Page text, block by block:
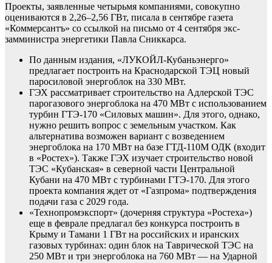
Проекты, заявленные четырьмя компаниями, совокупно
оцениваются в 2,26–2,56 ГВт, писала в сентябре газета
«Коммерсантъ» со ссылкой на письмо от 4 сентября экс-
замминистра энергетики Павла Сниккарса.
По данным издания, «ЛУКОЙЛ-Кубаньэнерго»
предлагает построить на Краснодарской ТЭЦ новый
паросиловой энергоблок на 330 МВт.
ГЭХ рассматривает строительство на Адлерской ТЭС
парогазового энергоблока на 470 МВт с использованием
турбин ГТЭ-170 «Силовых машин». Для этого, однако,
нужно решить вопрос с земельным участком. Как
альтернатива возможен вариант с возведением
энергоблока на 170 МВт на базе ГТД-110М ОДК (входит
в «Ростех»). Также ГЭХ изучает строительство новой
ТЭС «Кубанская» в северной части Центральной
Кубани на 470 МВт с турбинами ГТЭ-170. Для этого
проекта компания ждет от «Газпрома» подтверждения
подачи газа с 2029 года.
«Технопромэкспорт» (дочерняя структура «Ростеха»)
еще в феврале предлагал без конкурса построить в
Крыму и Тамани 1 ГВт на российских и иранских
газовых турбинах: один блок на Таврической ТЭС на
250 МВт и три энергоблока на 760 МВт — на Ударной